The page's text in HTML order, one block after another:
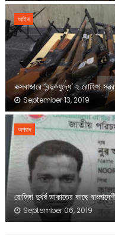
আইন
কক্সবাজারে ‘বন্দুকযুদ্ধে’ ২ রোহিঙ্গা
September 13, 2019
অপরাধ
রোহিঙ্গা দুর্ধর্ষ ডাকাতের কাছে
September 06, 2019